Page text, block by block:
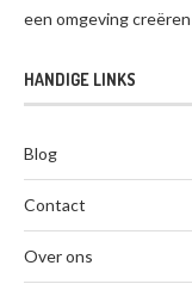
een omgeving
HANDIGE LINKS
Blog
Contact
Over ons